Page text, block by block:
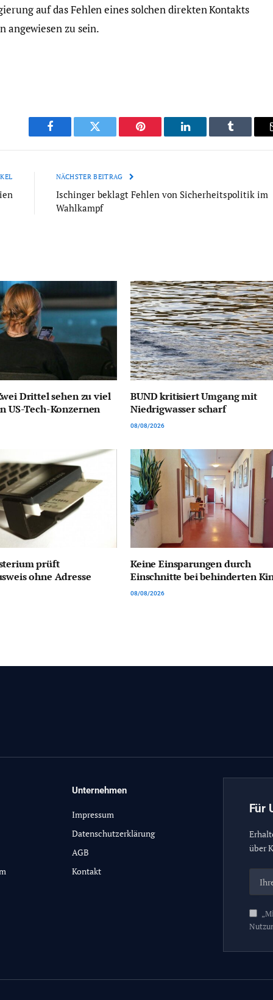
auf das Fehlen eines solchen direkten Kontakts
angewiesen zu sein.
Facebook Twitter Pinterest LinkedIn Tumblr
NÄCHSTER BEITRAG
Ischinger beklagt Fehlen von Sicherheitspolitik im
Wahlkampf
Drittel sehen zu viel
US-Tech-Konzernen
BUND kritisiert Umgang mit
Niedrigwasser scharf
08/08/2026
prüft
ohne Adresse
Keine Einsparungen durch
Einschnitte bei behinderten
08/08/2026
Unternehmen
Impressum
Datenschutzerklärung
AGB
Kontakt
Für
über